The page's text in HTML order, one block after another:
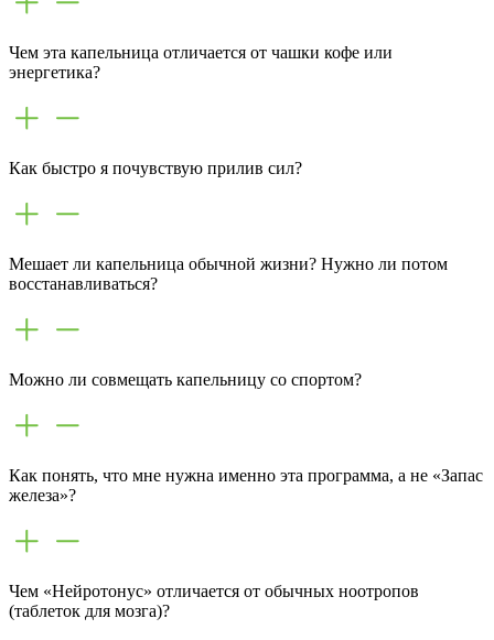
Чем эта капельница отличается от чашки кофе или
энергетика?
Как быстро я почувствую прилив сил?
Мешает ли капельница обычной жизни? Нужно ли потом
восстанавливаться?
Можно ли совмещать капельницу со спортом?
Как понять, что мне нужна именно эта программа, а не «Запас
железа»?
Чем «Нейротонус» отличается от обычных ноотропов
(таблеток для мозга)?